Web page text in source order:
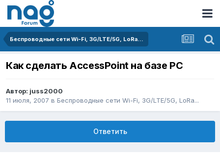
Беспроводные сети Wi-Fi, 3G/LTE/5G, LoRa...
Как сделать AccessPoint на базе PC
Автор: juss2000
11 июля, 2007 в Беспроводные сети Wi-Fi, 3G/LTE/5G, LoRa...
Ответить